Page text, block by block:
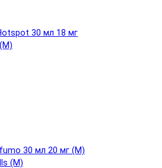
30 мл 18 мг
30 мл 20 мг (М)
(М)